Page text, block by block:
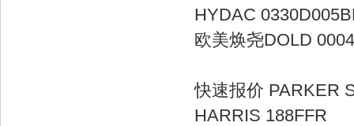
HYDAC
欧美焕尧DOLD
快速报价
HARRIS